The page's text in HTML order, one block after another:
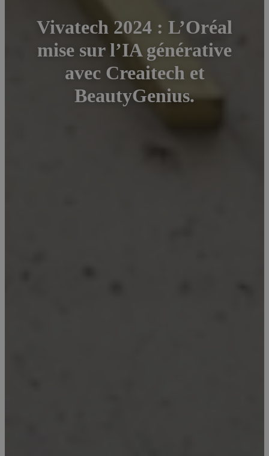
Vivatech 2024 : L’Oréal
mise sur l’IA générative
avec Creaitech et
BeautyGenius.